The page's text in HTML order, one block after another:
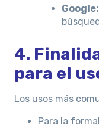
Google:
4.
para el
Los usos más
Para la